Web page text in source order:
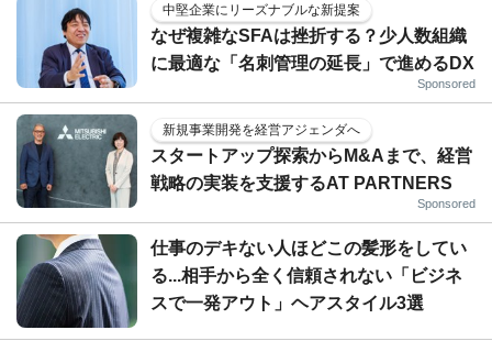
中堅企業にリーズナブルな新提案
なぜ複雑なSFAは挫折する？少人数組織
に最適な「名刺管理の延長」で進めるDX
Sponsored
新規事業開発を経営アジェンダへ
スタートアップ探索からM&Aまで、経営
戦略の実装を支援するAT PARTNERS
Sponsored
仕事のデキない人ほどこの髪形をしてい
る...相手から全く信頼されない「ビジネ
スで一発アウト」ヘアスタイル3選